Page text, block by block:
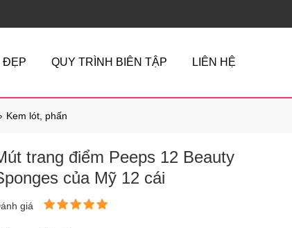
ĐẸP QUY TRÌNH BIÊN TẬP LIÊN HỆ
Kem lót, phấn
trang điểm Peeps 12 Beauty
của Mỹ 12 cái
giá